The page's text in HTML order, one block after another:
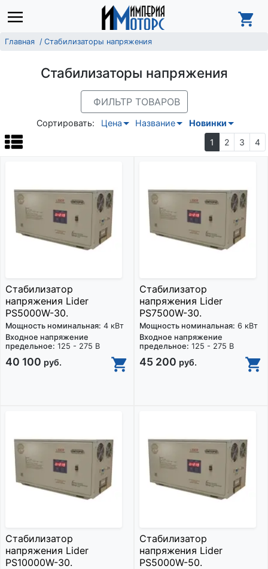
Главная Стабилизаторы напряжения
Стабилизаторы напряжения
ФИЛЬТР ТОВАРОВ
Сортировать: Цена Название
Новинки
1
2 3 4
Стабилизатор
напряжения Lider
PS5000W-30.
Мощность номинальная: 4 кВт
Входное напряжение
предельное: 125 - 275 В
40 100 руб.
Стабилизатор
напряжения Lider
PS7500W-30.
Мощность номинальная: 6 кВт
Входное напряжение
предельное: 125 - 275 В
45 200 руб.
Стабилизатор
напряжения Lider
PS10000W-30.
Стабилизатор
напряжения Lider
PS5000W-50.